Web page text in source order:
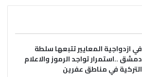
في ازدواجية المعايير تتبعها سلطة
دمشق ..استمرار تواجد الرموز والاعلام
التركية في مناطق عفرين